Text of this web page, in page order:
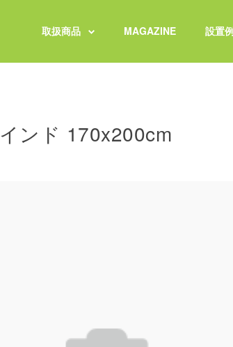
取扱商品 MAGAZINE 設置
ンド 170x200cm